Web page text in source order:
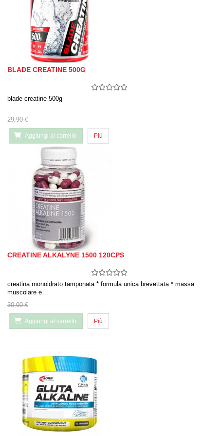
BLADE CREATINE 500G
blade creatine 500g
29,90 €
Aggiungi al carrello Più
CREATINE ALKALYNE 1500 120CPS
creatina monoidrato tamponata * formula unica brevettata * massa
muscolare e…
30,00 €
Aggiungi al carrello Più